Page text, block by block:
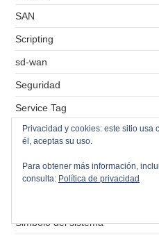
SAN
Scripting
sd-wan
Seguridad
Service Tag
Servidor de correos
Servidor de impresión
Simbolo del sistema
Privacidad y cookies: este sitio
él, aceptas su uso.
Para obtener más información,
consulta: Política de privacidad